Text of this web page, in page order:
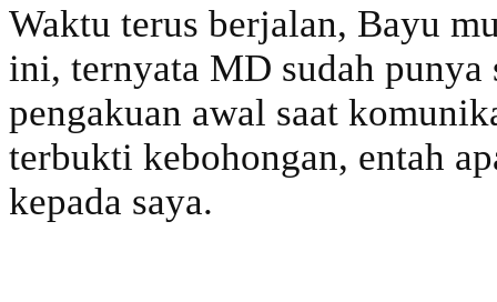
Waktu terus berjalan, Bayu
ini, ternyata MD sudah punya
pengakuan awal saat
terbukti kebohongan, entah
kepada saya.